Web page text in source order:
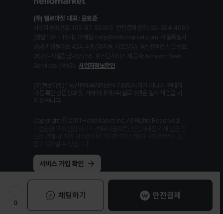
0
채팅하기 안전결제
(주) 헬로마켓 대표 : 윤효준
사업자정보확인